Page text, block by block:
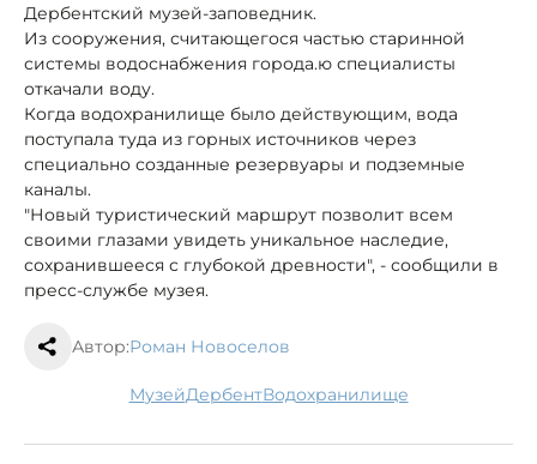
Дербентский музей-заповедник.
Из сооружения, считающегося частью старинной
системы водоснабжения города.ю специалисты
откачали воду.
Когда водохранилище было действующим, вода
поступала туда из горных источников через
специально созданные резервуары и подземные
каналы.
"Новый туристический маршрут позволит всем
своими глазами увидеть уникальное наследие,
сохранившееся с глубокой древности", - сообщили в
пресс-службе музея.
Автор:Роман Новоселов
музей Дербент водохранилище